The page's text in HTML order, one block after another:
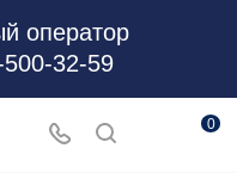
оператор
32-59
0